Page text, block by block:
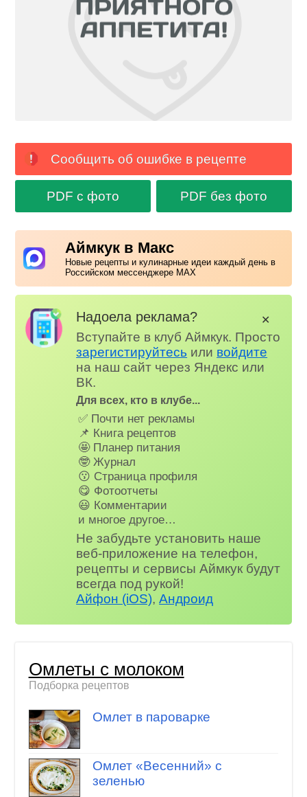
Сообщить об ошибке в рецепте
PDF с фото PDF без фото
Аймкук в Макс
Новые рецепты и кулинарные идеи каждый день в
Российском мессенджере MAX
Надоела реклама?
Вступайте в клуб Аймкук. Просто
зарегистируйтесь или войдите
на наш сайт через Яндекс или
ВК.
Для всех, кто в клубе...
✅ Почти нет рекламы
📌 Книга рецептов
🤩 Планер питания
🤓 Журнал
😗 Страница профиля
😋 Фотоотчеты
😃 Комментарии
и многое другое…
Не забудьте установить наше
веб-приложение на телефон,
рецепты и сервисы Аймкук будут
всегда под рукой!
Айфон (iOS),Андроид
✕
Омлеты с молоком
Подборка рецептов
Омлет в пароварке
Омлет «Весенний» с
зеленью